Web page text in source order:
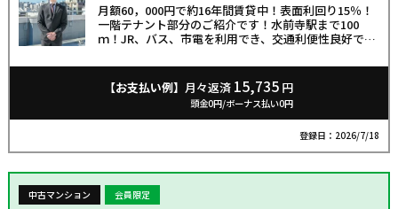
月額60，000円で約16年間賃貸中！表面利回り15％！
一階テナント部分のご紹介です！水前寺駅まで100
ｍ！JR、バス、市電を利用でき、交通利便性良好で
【お支払い例】月々返済 15,735 円
頭金0円/ボーナス払い0円
登録日：2026/7/18
中古マンション 会員限定